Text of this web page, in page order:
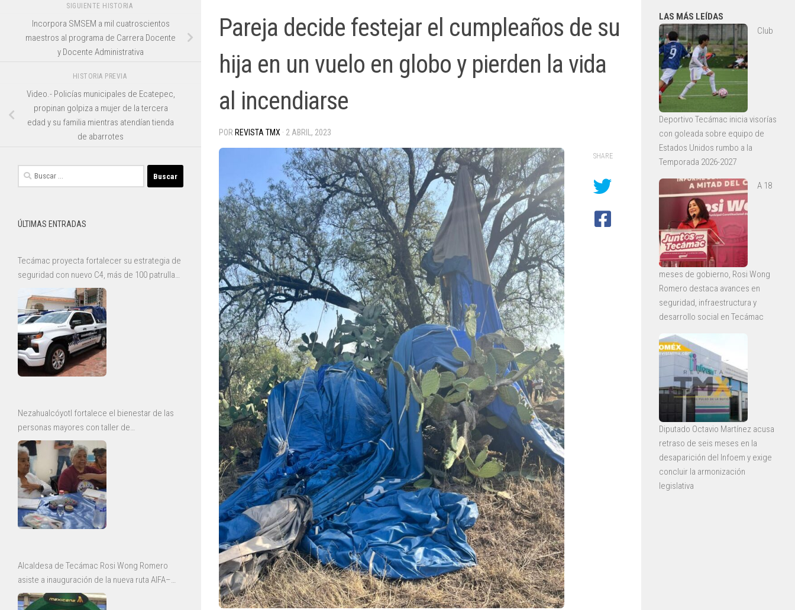
Pareja decide festejar el cumpleaños de su
hija en un vuelo en globo y pierden la vida
al incendiarse
POR REVISTA TMX · 2 ABRIL, 2023
SHARE
SIGUIENTE HISTORIA
Incorpora SMSEM a mil cuatroscientos
maestros al programa de Carrera Docente
y Docente Administrativa
HISTORIA PREVIA
Video.- Policías municipales de Ecatepec,
propinan golpiza a mujer de la tercera
edad y su familia mientras atendían tienda
de abarrotes
Buscar:
ÚLTIMAS ENTRADAS
Tecámac proyecta fortalecer su estrategia de
seguridad con nuevo C4, más de 100 patrullas
y mejoras para la Guardia Civil
Nezahualcóyotl fortalece el bienestar de las
personas mayores con taller de
envejecimiento saludable
Alcaldesa de Tecámac Rosi Wong Romero
asiste a inauguración de la nueva ruta AIFA–
Bajío de Mexicana
LAS MÁS LEÍDAS
Club
Deportivo Tecámac inicia visorías
con goleada sobre equipo de
Estados Unidos rumbo a la
Temporada 2026-2027
A 18
meses de gobierno, Rosi Wong
Romero destaca avances en
seguridad, infraestructura y
desarrollo social en Tecámac
Diputado Octavio Martínez acusa
retraso de seis meses en la
desaparición del Infoem y exige
concluir la armonización
legislativa